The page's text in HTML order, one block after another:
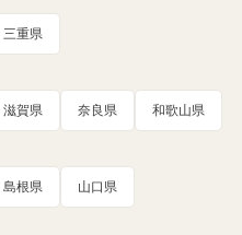
三重県
滋賀県 奈良県 和歌山県
島根県 山口県